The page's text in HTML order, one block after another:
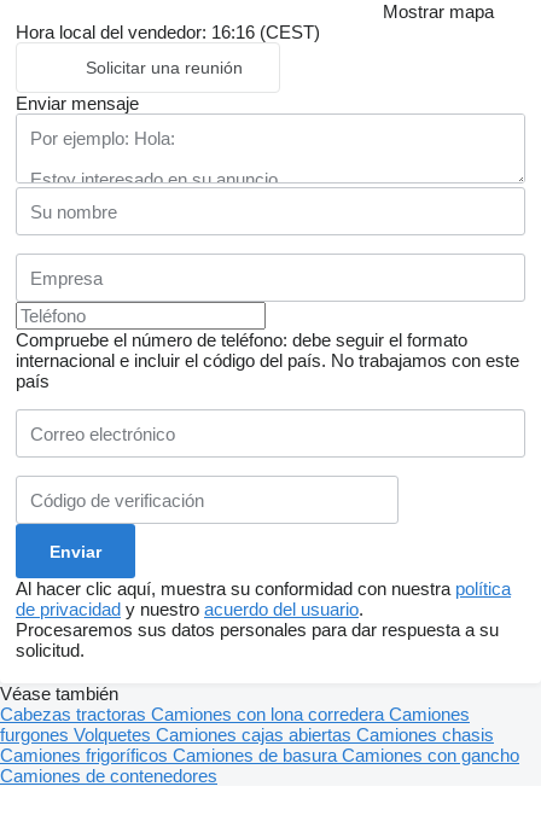
Mostrar mapa
Hora local del vendedor: 16:16 (CEST)
Solicitar una reunión
Enviar mensaje
Compruebe el número de teléfono: debe seguir el formato
internacional e incluir el código del país. No trabajamos con este
país
Al hacer clic aquí, muestra su conformidad con nuestra política
de privacidad y nuestro acuerdo del usuario.
Procesaremos sus datos personales para dar respuesta a su
solicitud.
Véase también
Cabezas tractoras Camiones con lona corredera Camiones
furgones Volquetes Camiones cajas abiertas Camiones chasis
Camiones frigoríficos Camiones de basura Camiones con gancho
Camiones de contenedores